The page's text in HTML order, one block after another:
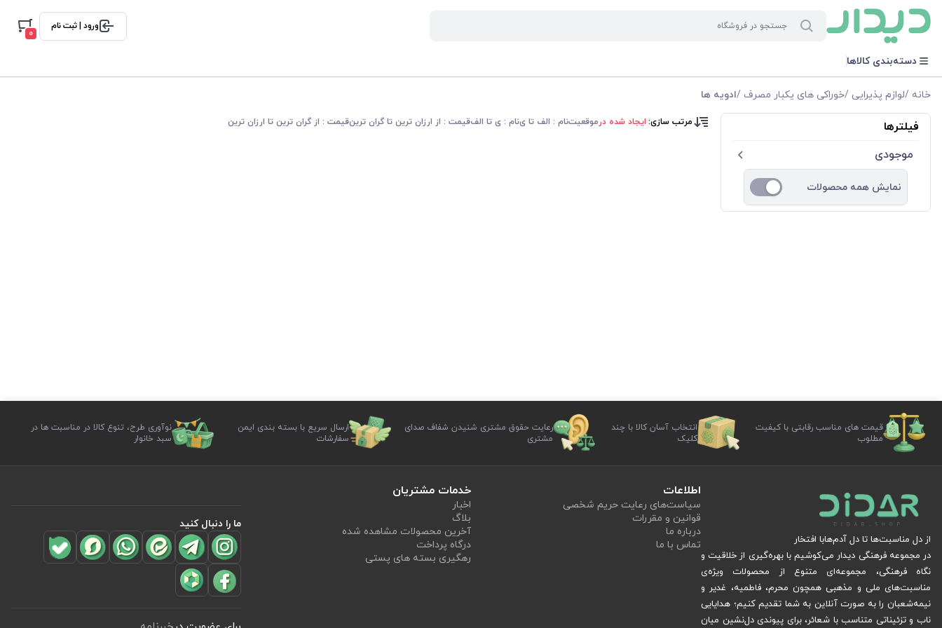
ورود | ثبت نام
0
دسته‌بندی کالاها
خانه /لوازم پذیرایی /خوراکی های یکبار مصرف /ادویه ها
فیلترها
موجودی
نمایش همه محصولات
مرتب سازی: ایجاد شده درموقعیتنام : الف تا ینام : ی تا الفقیمت : از ارزان ترین تا گران ترینقیمت : از گران ترین تا ارزان ترین
قیمت های مناسب رقابتی با کیفیت
مطلوب
انتخاب آسان کالا با چند
کلیک
رعایت حقوق مشتری شنیدن شفاف صدای
مشتری
ارسال سریع با بسته بندی ایمن
سفارشات
نوآوری طرح، تنوع کالا در مناسبت ها در
سبد خانوار
از دل مناسبت‌ها تا دل آدم‌هابا افتخار
در مجموعه فرهنگی دیدار می‌کوشیم با بهره‌گیری از خلاقیت و
نگاه فرهنگی، مجموعه‌ای متنوع از محصولات ویژه‌ی
مناسبت‌های ملی و مذهبی همچون محرم، فاطمیه، غدیر و
نیمه‌شعبان را به صورت آنلاین به شما تقدیم کنیم؛ هدایایی
ناب و تزئیناتی متناسب با شعائر، برای پیوندی دل‌نشین میان
اطلاعات
سیاست‏‌های رعایت حریم شخصی
قوانین و مقررات
درباره ما
تماس با ما
خدمات مشتریان
اخبار
بلاگ
آخرین محصولات مشاهده شده
درگاه پرداخت
رهگیری بسته های پستی
ما را دنبال کنید